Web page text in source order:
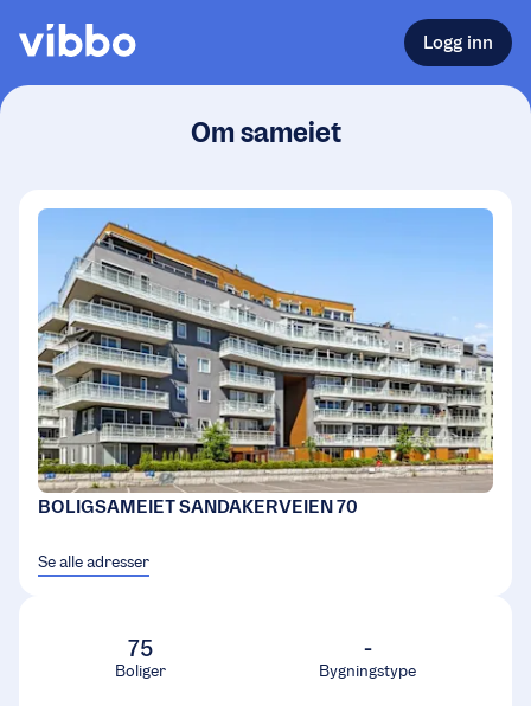
Logg inn
Om sameiet
BOLIGSAMEIET SANDAKERVEIEN 70
Se alle adresser
75
Boliger
-
Bygningstype